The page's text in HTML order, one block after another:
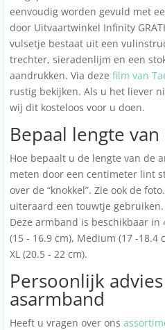
eenvoudig worden gevuld met
door Uitvaartwinkel Infinity
vulsetje bestaat uit een
trechter, sieradenlijm en een
aandrukken. Via deze film van
rustig bekijken. Als u het liever
wij dit kosteloos voor u doen.
Bepaal lengte
Hoe bepaalt u de lengte van de
meten door een centimeter lint
over de “knokkel”. Zie ook de
uiteraard een touwtje gebruiken.
Deze armband is beschikbaar
(15 - 16.9 cm), Medium (17 -18.4
XL (20.5 - 22 cm).
Persoonlijk
asarmband
Heeft u vragen over ons